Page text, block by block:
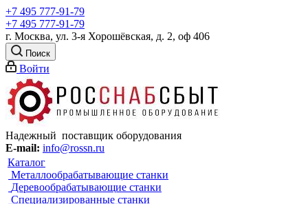
+7 495 777-91-79
+7 495 777-91-79
г. Москва, ул. 3-я Хорошёвская, д. 2, оф 406
Поиск
Войти
Надежный поставщик оборудования
E-mail: info@rossn.ru
Каталог
Металлообрабатывающие станки
Деревообрабатывающие станки
Специализированные станки